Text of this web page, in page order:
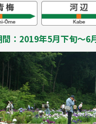
間：2019年5月下旬～6